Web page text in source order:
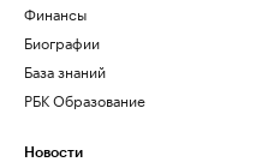
Финансы
Биографии
База знаний
РБК Образование
Новости